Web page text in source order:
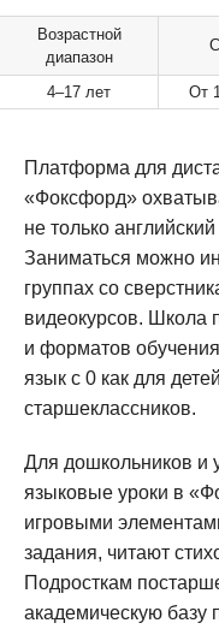
Возрастной
диапазон
4–17 лет От
Платформа для
«Фоксфорд»
не только
Заниматься можно
группах со
видеокурсов. Школа
и форматов
язык с 0 как для
старшеклассников.
Для дошкольников и
языковые уроки в
игровыми
задания, читают
Подросткам
академическую базу